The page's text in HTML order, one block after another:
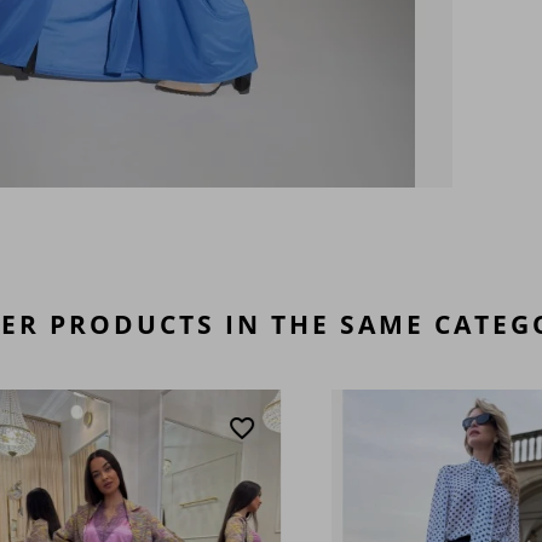
PRODUCTS IN THE SAME
favorite_border